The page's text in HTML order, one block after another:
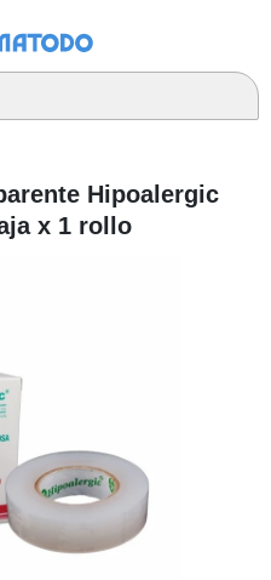
Hipoalergic
x 1 rollo